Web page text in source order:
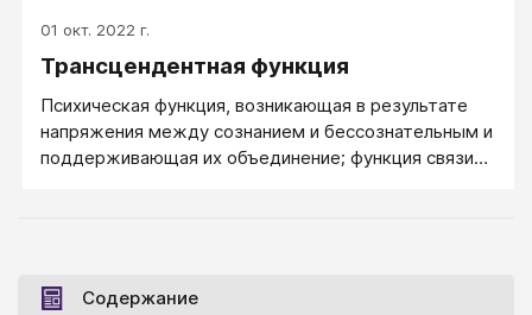
сознание, в Эго. Сюда относятся бывшие
содержания сознания, слабоэнергизированные
подпороговые впечатления, различные комбинации
слабых и неясных представлений, не
соприкасающихся с сознательной установкой.
01 окт. 2022 г.
Трансцендентная функция
Психическая функция, возникающая в результате
напряжения между сознанием и бессознательным и
поддерживающая их объединение; функция связи
Содержание